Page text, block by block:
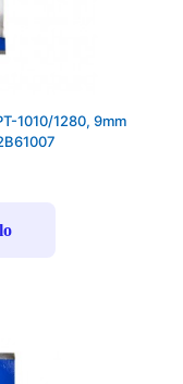
1010/1280, 9mm